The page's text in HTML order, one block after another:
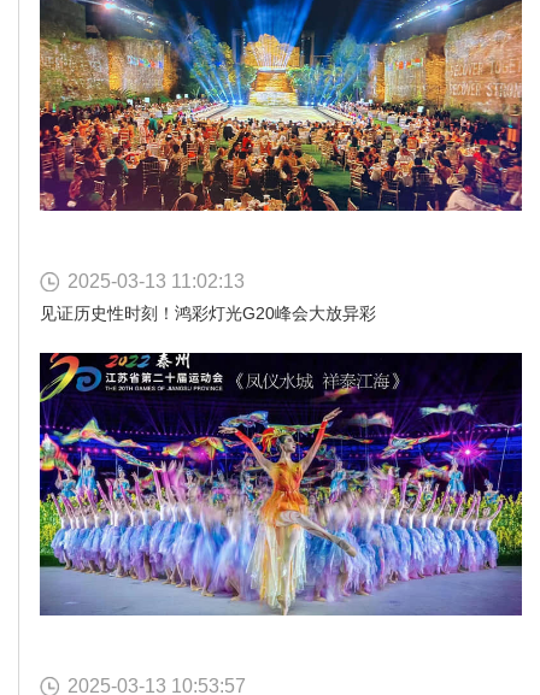
2025-03-13 11:02:13
见证历史性时刻！鸿彩灯光G20峰会大放异彩
2025-03-13 10:53:57